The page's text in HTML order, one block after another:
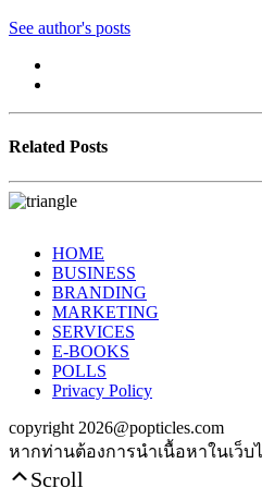
See author's posts
Related Posts
HOME
BUSINESS
BRANDING
MARKETING
SERVICES
E-BOOKS
POLLS
Privacy Policy
copyright 2026@popticles.com
หากท่านต้องการนำเนื้อหาในเว็บ
Scroll